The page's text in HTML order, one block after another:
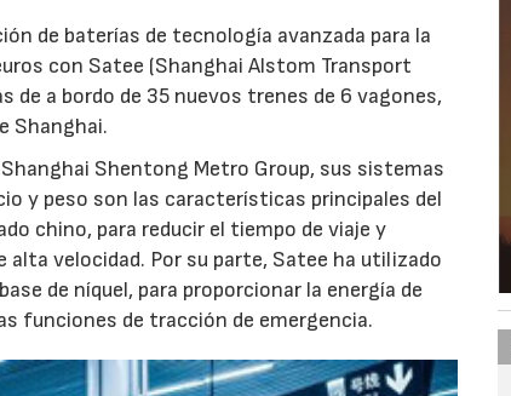
de baterías de tecnología avanzada para la
con Satee (Shanghai Alstom Transport
a bordo de 35 nuevos trenes de 6 vagones,
Shanghai.
Shentong Metro Group, sus sistemas
y peso son las características principales del
chino, para reducir el tiempo de viaje y
velocidad. Por su parte, Satee ha utilizado
de níquel, para proporcionar la energía de
funciones de tracción de emergencia.